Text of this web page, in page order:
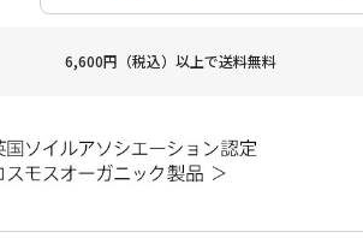
6,600円（税込）以上で送料無料